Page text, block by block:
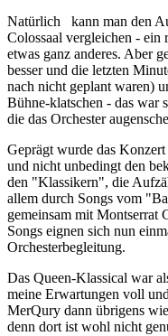
Natürlich kann man den
Colossaal vergleichen - ein
etwas ganz anderes. Aber
besser und die letzten
nach nicht geplant waren)
Bühne-klatschen - das war
die das Orchester
Geprägt wurde das
und nicht unbedingt den
den "Klassikern", die
allem durch Songs vom
gemeinsam mit Montserrat
Songs eignen sich nun
Orchesterbegleitung.
Das Queen-Klassical war
meine Erwartungen voll
MerQury dann übrigens
denn dort ist wohl nicht